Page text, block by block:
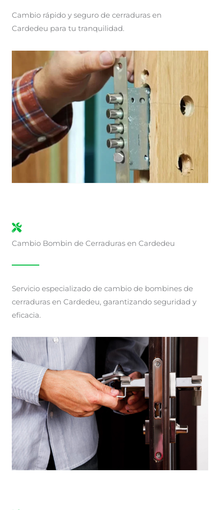
Cambio rápido y seguro de cerraduras en
Cardedeu para tu tranquilidad.
Cambio Bombin de Cerraduras en Cardedeu
Servicio especializado de cambio de bombines de
cerraduras en Cardedeu, garantizando seguridad y
eficacia.